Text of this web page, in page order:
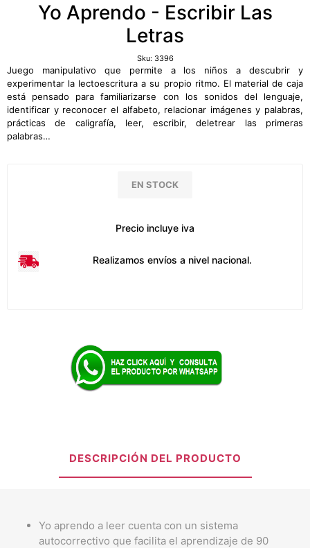
Yo Aprendo - Escribir Las
Letras
Sku: 3396
Juego manipulativo que permite a los niños a descubrir y
experimentar la lectoescritura a su propio ritmo. El material de caja
está pensado para familiarizarse con los sonidos del lenguaje,
identificar y reconocer el alfabeto, relacionar imágenes y palabras,
prácticas de caligrafía, leer, escribir, deletrear las primeras
palabras…
EN STOCK
Precio incluye iva
Realizamos envíos a nivel nacional.
DESCRIPCIÓN DEL PRODUCTO
Yo aprendo a leer cuenta con un sistema
autocorrectivo que facilita el aprendizaje de 90